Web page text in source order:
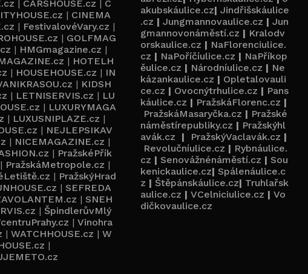
| CARSHOUSE.cz | C
| CINEMA
| FestivalovéVary.cz |
| GOLFMAG
| HMGmagazine.cz |
| HOTELH
| HOUSEHOUSE.cz | IN
| KIDSH
| LETNISERVIS.cz | LU
| LUXURYMAGA
| LUXUSNIPLAZE.cz |
| NEJLEPSIKAV
| NICEMAGAZINE.cz |
| PražskéPřík
| PražskáMetropole.cz |
| PražskýHrad
| SEFREDA
| SNEH
| ŠpindlerůvMlý
| Vinohra
| WATCHHOUSE.cz | W
|
akubskáulice.cz| Jindřišskáulice
.cz | Jungmannovaulice.cz | Jun
gmannovonáměstí.cz | Kralodv
orskaulice.cz | NaFlorenciulice.
cz | NaPoříčíulice.cz | NaPříkop
ěulice.cz | Národníulice.cz | Ne
kázankaulice.cz | Opletalovauli
ce.cz | Ovocnýtrhulice.cz | Pans
káulice.cz | PražskáFlorenc.cz |
PražskáMasaryčka.cz | Pražské
náměstírepubliky.cz | Pražskýhl
avák.cz
| PražskýVaclavák.cz |
Revolučníulice.cz | Rybnáulice.
cz | Senovážnénáměstí.cz | Sou
kenickaulice.cz| Spálenáulice.c
z | Štěpánskáulice.cz| Truhlařsk
aulice.cz | VCelniciulice.cz | Vo
dičkovaulice.cz